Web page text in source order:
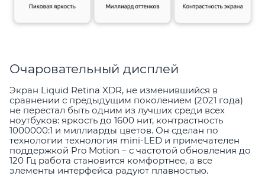
Очаровательный дисплей
Экран Liquid Retina XDR, не изменившийся в
сравнении с предыдущим поколением (2021 года)
не перестал быть одним из лучших среди всех
ноутбуков: яркость до 1600 нит, контрастность
1000000:1 и миллиарды цветов. Он сделан по
технологии технология mini-LED и примечателен
поддержкой Pro Motion – с частотой обновления до
120 Гц работа становится комфортнее, а все
элементы интерфейса радуют плавностью.